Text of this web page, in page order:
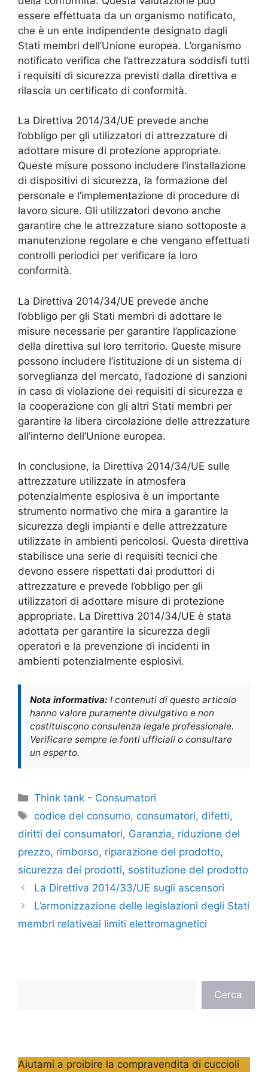
essere effettuata da un organismo notificato,
che è un ente indipendente designato dagli
Stati membri dell’Unione europea. L’organismo
notificato verifica che l’attrezzatura soddisfi tutti
i requisiti di sicurezza previsti dalla direttiva e
rilascia un certificato di conformità.
La Direttiva 2014/34/UE prevede anche
l’obbligo per gli utilizzatori di attrezzature di
adottare misure di protezione appropriate.
Queste misure possono includere l’installazione
di dispositivi di sicurezza, la formazione del
personale e l’implementazione di procedure di
lavoro sicure. Gli utilizzatori devono anche
garantire che le attrezzature siano sottoposte a
manutenzione regolare e che vengano effettuati
controlli periodici per verificare la loro
conformità.
La Direttiva 2014/34/UE prevede anche
l’obbligo per gli Stati membri di adottare le
misure necessarie per garantire l’applicazione
della direttiva sul loro territorio. Queste misure
possono includere l’istituzione di un sistema di
sorveglianza del mercato, l’adozione di sanzioni
in caso di violazione dei requisiti di sicurezza e
la cooperazione con gli altri Stati membri per
garantire la libera circolazione delle attrezzature
all’interno dell’Unione europea.
In conclusione, la Direttiva 2014/34/UE sulle
attrezzature utilizzate in atmosfera
potenzialmente esplosiva è un importante
strumento normativo che mira a garantire la
sicurezza degli impianti e delle attrezzature
utilizzate in ambienti pericolosi. Questa direttiva
stabilisce una serie di requisiti tecnici che
devono essere rispettati dai produttori di
attrezzature e prevede l’obbligo per gli
utilizzatori di adottare misure di protezione
appropriate. La Direttiva 2014/34/UE è stata
adottata per garantire la sicurezza degli
operatori e la prevenzione di incidenti in
ambienti potenzialmente esplosivi.
Nota informativa: I contenuti di questo articolo
hanno valore puramente divulgativo e non
costituiscono consulenza legale professionale.
Verificare sempre le fonti ufficiali o consultare
un esperto.
Categorie
Think tank - Consumatori
Tag
codice del consumo, consumatori, difetti,
diritti dei consumatori, Garanzia, riduzione del
prezzo, rimborso, riparazione del prodotto,
sicurezza dei prodotti, sostituzione del prodotto
La Direttiva 2014/33/UE sugli ascensori
L’armonizzazione delle legislazioni degli Stati
membri relativeai limiti elettromagnetici
Cerca
Aiutami a proibire la compravendita di cuccioli